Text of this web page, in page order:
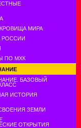
МИРА
РОССИИ
ПО МХК
БАЗОВЫЙ
ИСТОРИЯ
ЗЕМЛИ
ОТКРЫТИЯ